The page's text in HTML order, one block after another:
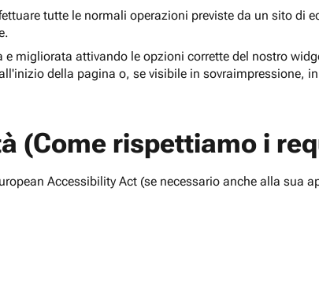
tutte le normali operazioni previste da un sito di
migliorata attivando le opzioni corrette del nostro
della pagina o, se visibile in sovraimpressione,
(Come rispettiamo i
Accessibility Act (se necessario anche alla sua